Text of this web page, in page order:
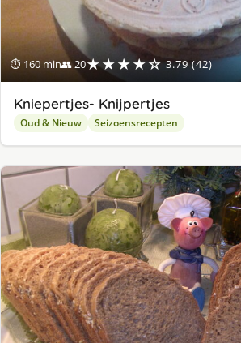
⏱ 160 min👥 20★★★★☆ 3.79 (42)
Kniepertjes- Knijpertjes
Oud & Nieuw Seizoensrecepten